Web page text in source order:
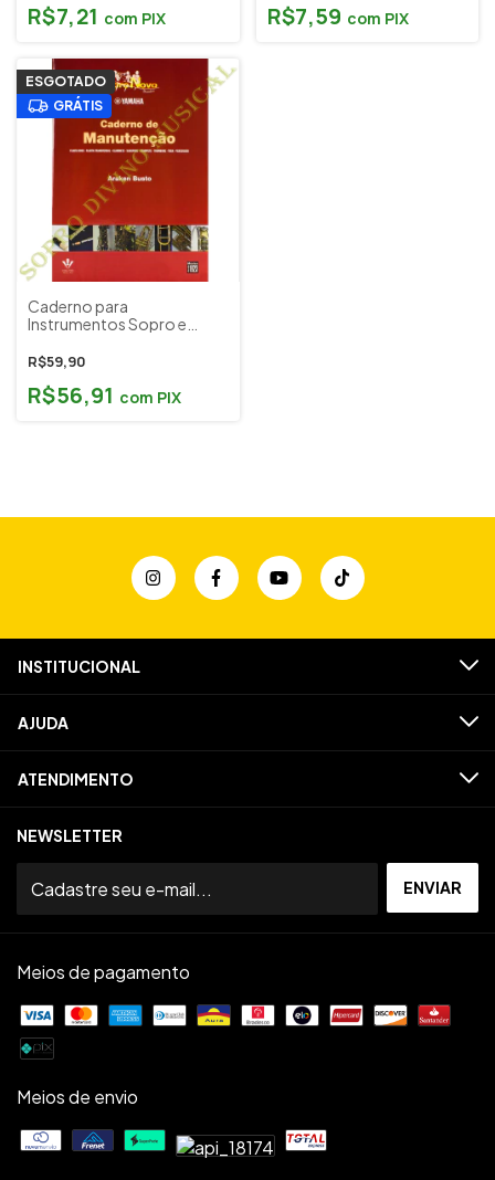
R$7,21 com PIX R$7,59 com PIX
ESGOTADO
GRÁTIS
Caderno para
Instrumentos Sopro e
Novo Araken Busto
R$59,90
R$56,91 com PIX
INSTITUCIONAL
AJUDA
ATENDIMENTO
NEWSLETTER
Meios de pagamento
Meios de envio